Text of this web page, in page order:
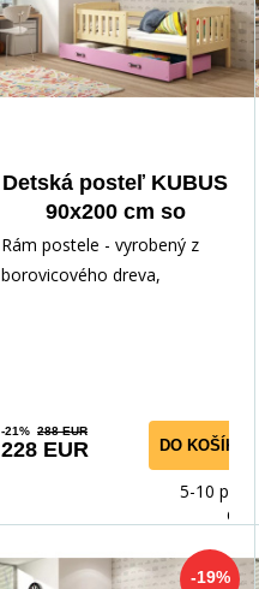
Detská posteľ KUBUS
90x200 cm so
zásuvkou, bez
matraca,
Rám postele - vyrobený z
borovicového dreva,
-21% 288 EUR
228 EUR DO KOŠÍKA
5-10 prac.
dnů
-19%